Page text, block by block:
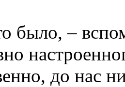
было, –
до нас